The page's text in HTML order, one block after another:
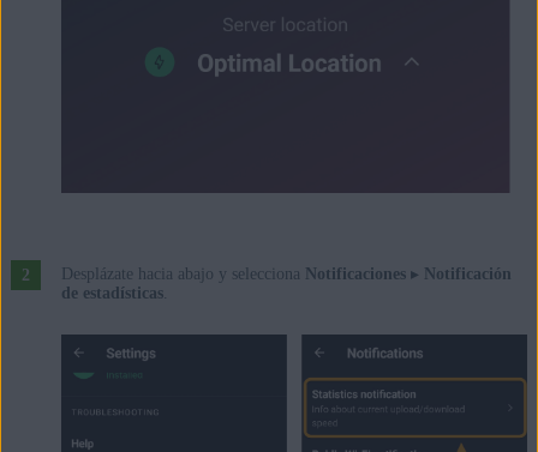
Desplázate hacia abajo y selecciona Notificaciones▸ Notificación
de estadísticas.